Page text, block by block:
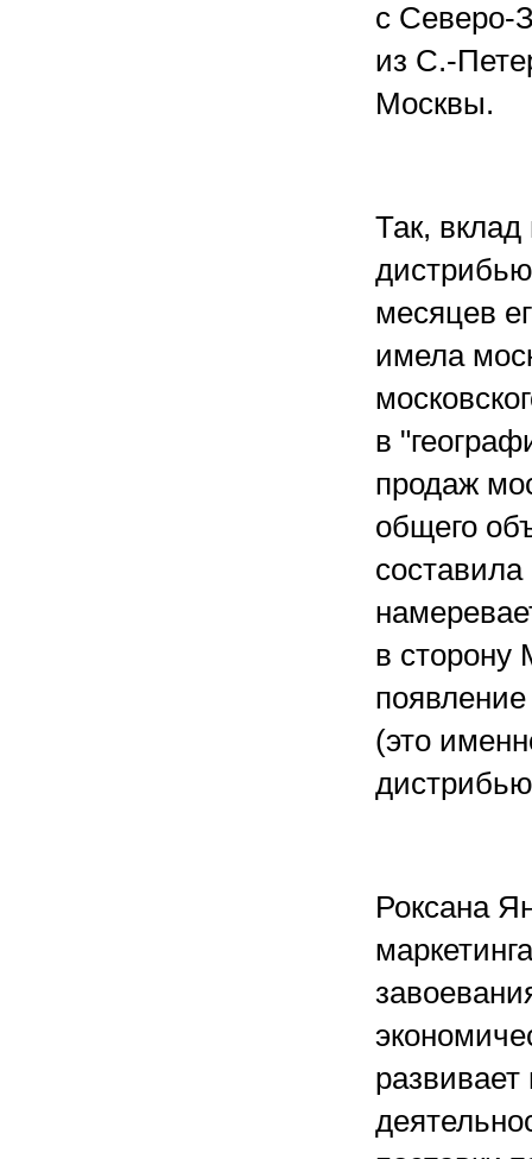
с Северо-
из С.-
Москвы.
Так,
месяцев
имела
в
продаж
общего
в сторону
(это
Роксана